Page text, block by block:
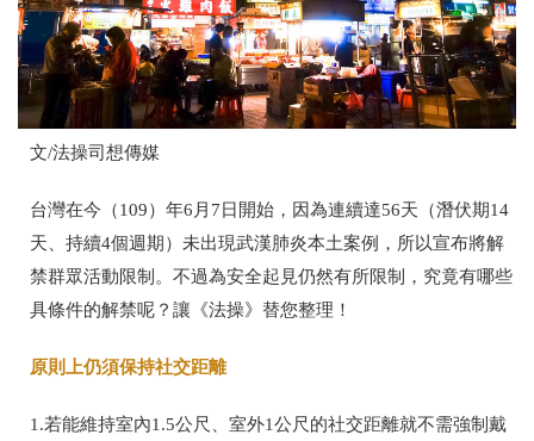
文/法操司想傳媒
台灣在今（109）年6月 7 日開始，因為連續達56天（潛伏期14
天、持續4個週期）未出現武漢肺炎本土案例，所以宣布將解
禁群眾活動限制。不過為安全起見仍然有所限制，究竟有哪些
具條件的解禁呢？讓《法操》替您整理！
原則上仍須保持社交距離
1.若能維持室內1.5公尺、室外1公尺的社交距離就不需強制戴